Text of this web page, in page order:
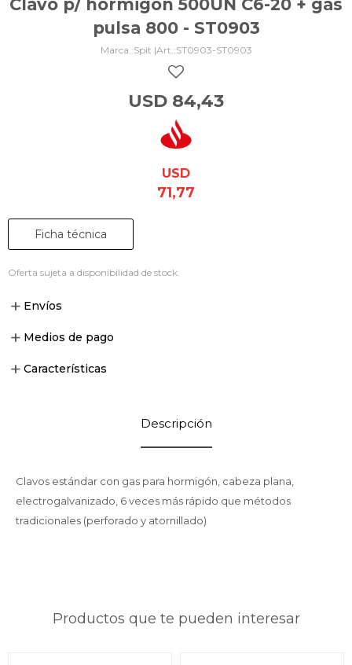
Clavo p/ hormigón 500UN C6-20 + gas
pulsa 800 - ST0903
Spit | ST0903-ST0903
USD 84,43
USD
71,77
Ficha técnica
Oferta sujeta a disponibilidad de stock.
Envíos
Medios de pago
Características
Descripción
Clavos estándar con gas para hormigón, cabeza plana,
electrogalvanizado, 6 veces más rápido que métodos
tradicionales (perforado y atornillado)
Productos que te pueden interesar